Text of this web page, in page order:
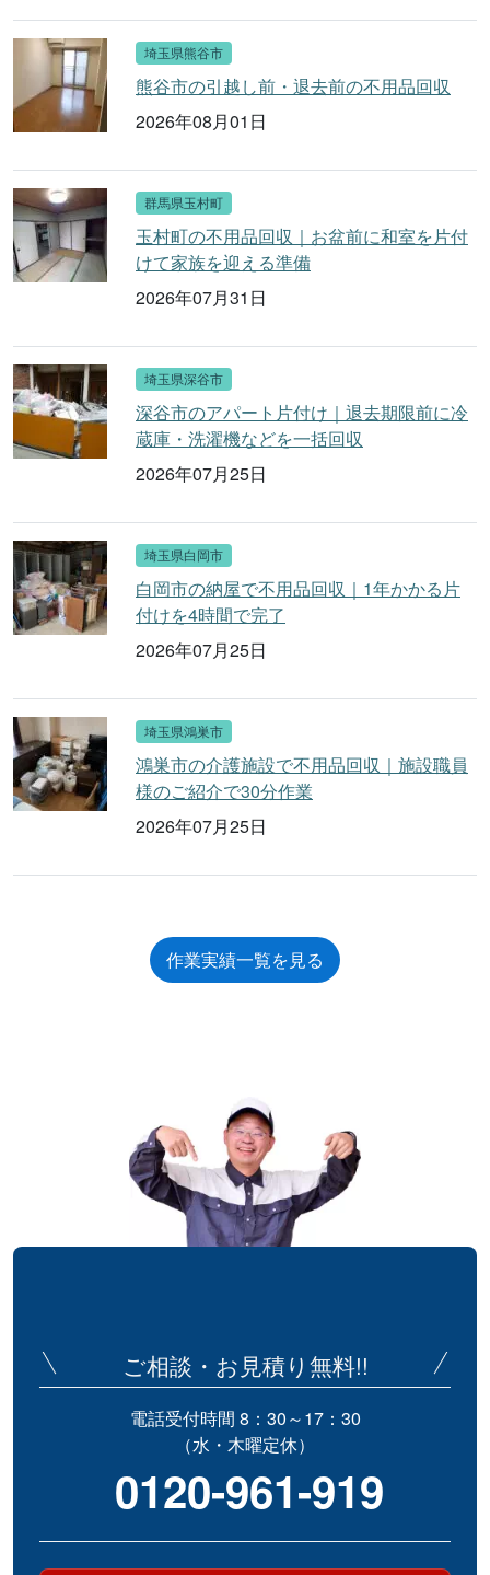
埼玉県熊谷市
熊谷市の引越し前・退去前の不用品回収
2026年08月01日
群馬県玉村町
玉村町の不用品回収｜お盆前に和室を片付
けて家族を迎える準備
2026年07月31日
埼玉県深谷市
深谷市のアパート片付け｜退去期限前に冷
蔵庫・洗濯機などを一括回収
2026年07月25日
埼玉県白岡市
白岡市の納屋で不用品回収｜1年かかる片
付けを4時間で完了
2026年07月25日
埼玉県鴻巣市
鴻巣市の介護施設で不用品回収｜施設職員
様のご紹介で30分作業
2026年07月25日
作業実績一覧を見る
ご相談・お見積り無料!!
電話受付時間 8：30～17：30
（水・木曜定休）
0120-961-919